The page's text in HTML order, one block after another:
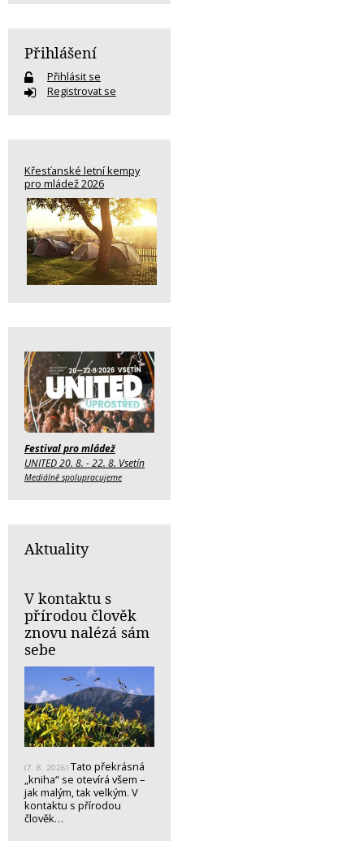
Přihlášení
Přihlásit se
Registrovat se
Křesťanské letní kempy
pro mládež 2026
Festival pro mládež
UNITED 20. 8. - 22. 8. Vsetín
Mediálně spolupracujeme
Aktuality
V kontaktu s
přírodou člověk
znovu nalézá sám
sebe
(7. 8. 2026) Tato překrásná
„kniha“ se otevírá všem –
jak malým, tak velkým. V
kontaktu s přírodou
člověk…